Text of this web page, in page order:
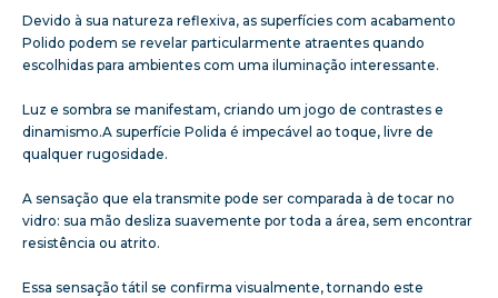
Devido à sua natureza reflexiva, as superfícies com acabamento
Polido podem se revelar particularmente atraentes quando
escolhidas para ambientes com uma iluminação interessante.
Luz e sombra se manifestam, criando um jogo de contrastes e
dinamismo.A superfície Polida é impecável ao toque, livre de
qualquer rugosidade.
A sensação que ela transmite pode ser comparada à de tocar no
vidro: sua mão desliza suavemente por toda a área, sem encontrar
resistência ou atrito.
Essa sensação tátil se confirma visualmente, tornando este